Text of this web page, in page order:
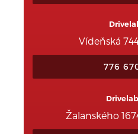
Vídeňská
776
Žalanského